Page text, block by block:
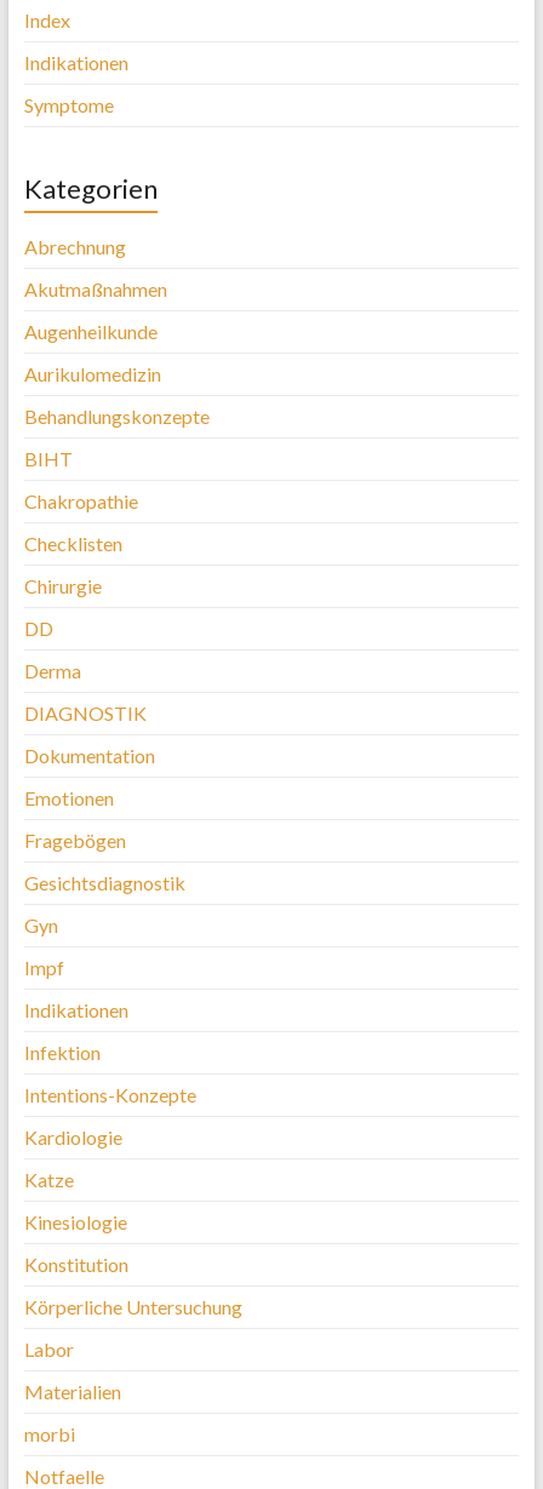
Index
Indikationen
Symptome
Kategorien
Abrechnung
Akutmaßnahmen
Augenheilkunde
Aurikulomedizin
Behandlungskonzepte
BIHT
Chakropathie
Checklisten
Chirurgie
DD
Derma
DIAGNOSTIK
Dokumentation
Emotionen
Fragebögen
Gesichtsdiagnostik
Gyn
Impf
Indikationen
Infektion
Intentions-Konzepte
Kardiologie
Katze
Kinesiologie
Konstitution
Körperliche Untersuchung
Labor
Materialien
morbi
Notfaelle